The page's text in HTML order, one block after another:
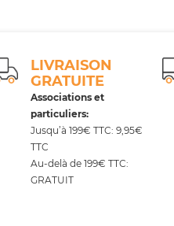
LIVRAISON
GRATUITE
Associations et
particuliers:
Jusqu’à 199€ TTC: 9,95€
TTC
Au-delà de 199€ TTC:
GRATUIT